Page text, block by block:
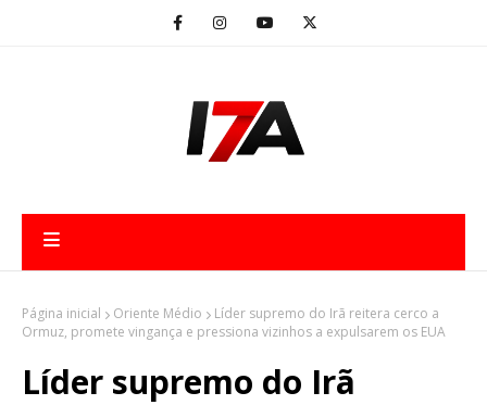
Página inicial Oriente Médio
Líder supremo do Irã reitera cerco a
Ormuz, promete vingança e pressiona vizinhos a expulsarem os EUA
Líder supremo do Irã